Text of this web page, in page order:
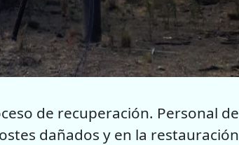
de recuperación. Personal de
dañados y en la restauración